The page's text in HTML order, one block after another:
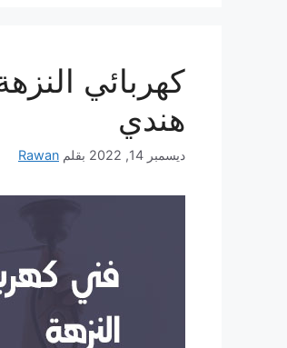
هندي
ديسمبر 14, 2022 بقلم Rawan